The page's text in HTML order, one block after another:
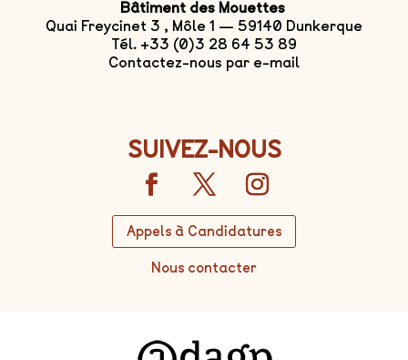
Bâtiment des Mouettes
Quai Freycinet 3 , Môle 1 — 59140 Dunkerque
Tél. +33 (0)3 28 64 53 89
Contactez-nous par e-mail
SUIVEZ-NOUS
Appels à Candidatures
Nous contacter